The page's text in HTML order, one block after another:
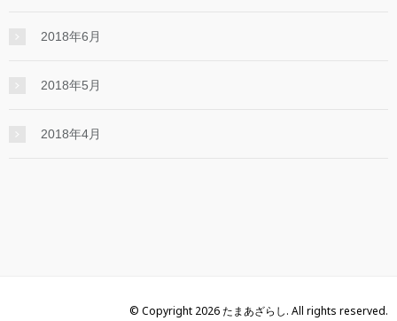
2018年6月
2018年5月
2018年4月
© Copyright 2026 たまあざらし. All rights reserved.